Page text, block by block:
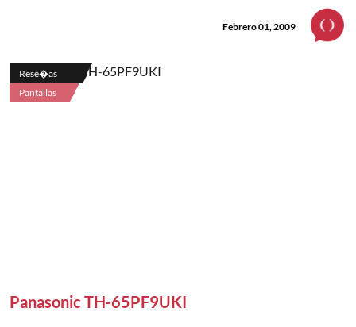
Febrero 01, 2009
Rese�as
Pantallas
Panasonic TH-65PF9UKI